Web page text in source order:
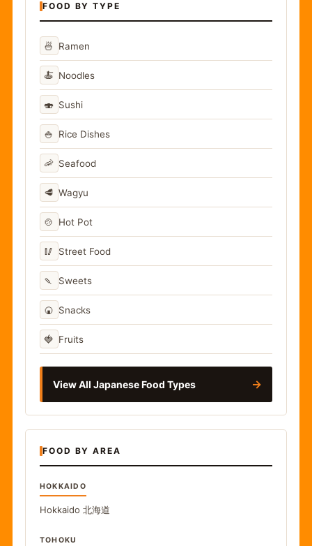
FOOD BY TYPE
🍜 Ramen
🍝 Noodles
🍣 Sushi
🍚 Rice Dishes
🦐 Seafood
🥩 Wagyu
🍲 Hot Pot
🥢 Street Food
🍡 Sweets
🍘 Snacks
🍓 Fruits
View All Japanese Food Types →
FOOD BY AREA
HOKKAIDO
Hokkaido 北海道
TOHOKU